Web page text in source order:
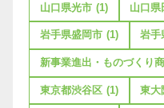
山口県光市 (1) 山口県
岩手県盛岡市 (1) 岩手
新事業進出・ものづくり
東京都渋谷区 (1) 東大